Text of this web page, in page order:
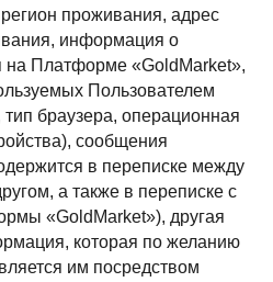
проживания, адрес
информация о
на Платформе «GoldMarket»,
Пользователем
браузера, операционная
сообщения
в переписке между
а также в переписке с
«GoldMarket»), другая
которая по желанию
им посредством